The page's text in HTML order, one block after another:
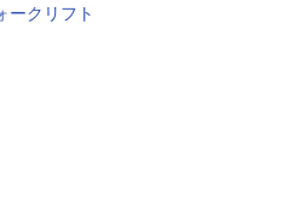
ークリフト